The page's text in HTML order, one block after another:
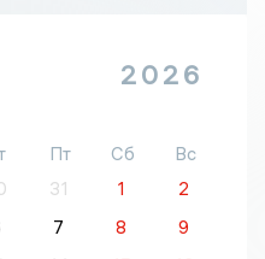
2026
Пт Сб
Вс
31 1
2
7 8
9